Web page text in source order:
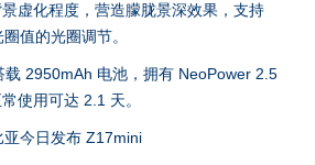
虚化程度，营造朦胧景深效果，支持
值的光圈调节。
2950mAh 电池，拥有 NeoPower 2.5
使用可达 2.1 天。